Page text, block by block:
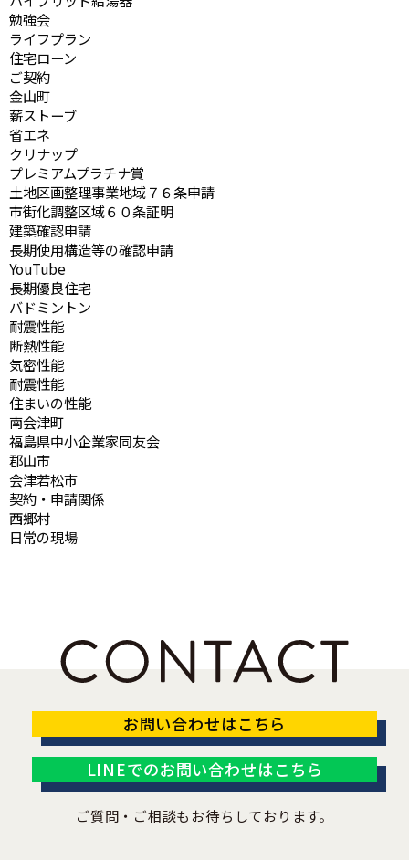
勉強会
ライフプラン
住宅ローン
ご契約
金山町
薪ストーブ
省エネ
クリナップ
プレミアムプラチナ賞
土地区画整理事業地域７６条申請
市街化調整区域６０条証明
建築確認申請
長期使用構造等の確認申請
YouTube
長期優良住宅
バドミントン
耐震性能
断熱性能
気密性能
耐震性能
住まいの性能
南会津町
福島県中小企業家同友会
郡山市
会津若松市
契約・申請関係
西郷村
日常の現場
お問い合わせはこちら
LINEでのお問い合わせはこちら
ご質問・ご相談もお待ちしております。